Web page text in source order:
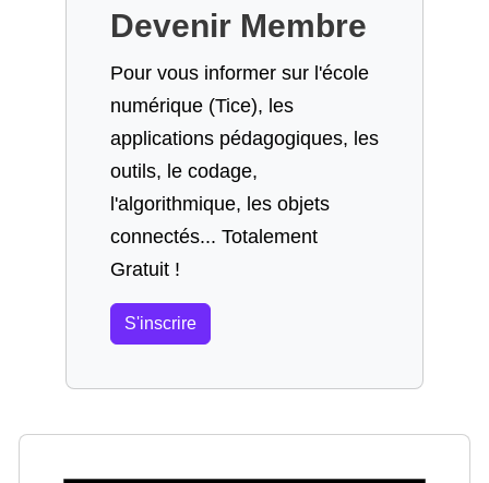
Devenir Membre
Pour vous informer sur l'école
numérique (Tice), les
applications pédagogiques, les
outils, le codage,
l'algorithmique, les objets
connectés... Totalement
Gratuit !
S'inscrire